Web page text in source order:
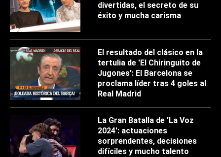
divertidas, el secreto de su
éxito y mucha carisma
El resultado del clásico en la
tertulia de 'El Chiringuito de
Jugones': El Barcelona se
proclama líder tras 4 goles al
Real Madrid
La Gran Batalla de 'La Voz
2024': actuaciones
sorprendentes, decisiones
difíciles y mucho talento